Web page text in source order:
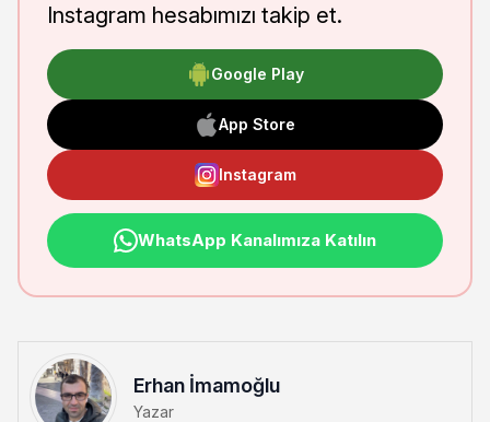
Instagram hesabımızı takip et.
Google Play
App Store
Instagram
WhatsApp Kanalımıza Katılın
Erhan İmamoğlu
Yazar